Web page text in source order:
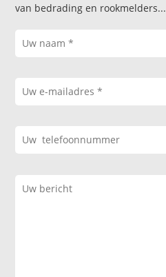
van bedrading en rookmelders...